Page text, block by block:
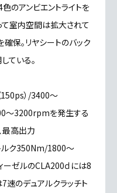
のアンビエントライトを
て室内空間は拡大されて
保。リヤシートのバック
ている。
）/3400～
～3200rpmを発生する
最高出力
ルク350Nm/1800～
ーゼルのCLA200ｄには8
速のデュアルクラッチト